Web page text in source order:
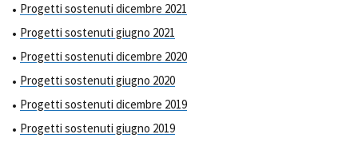
Progetti sostenuti dicembre 2021
Progetti sostenuti giugno 2021
Progetti sostenuti dicembre 2020
Progetti sostenuti giugno 2020
Progetti sostenuti dicembre 2019
Progetti sostenuti giugno 2019